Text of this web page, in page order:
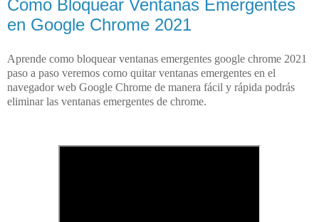
Como Bloquear Ventanas Emergentes
en Google Chrome 2021
Aprende como bloquear ventanas emergentes google chrome 2021
paso a paso veremos como quitar ventanas emergentes en el
navegador web Google Chrome de manera fácil y rápida podrás
eliminar las ventanas emergentes de chrome.